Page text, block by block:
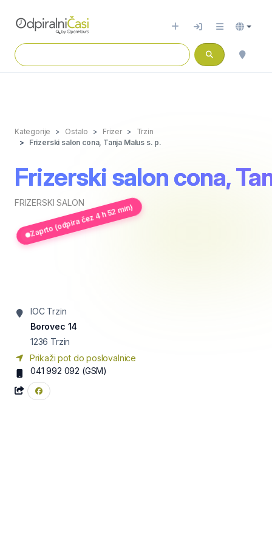
Kategorije Ostalo Frizer
Trzin
Frizerski salon cona, Tanja Malus s. p.
Frizerski salon cona,
FRIZERSKI SALON
Zaprto (odpira čez 4 h 52 min)
IOC Trzin
Borovec 14
1236 Trzin
Prikaži pot do poslovalnice
041 992 092 (GSM)